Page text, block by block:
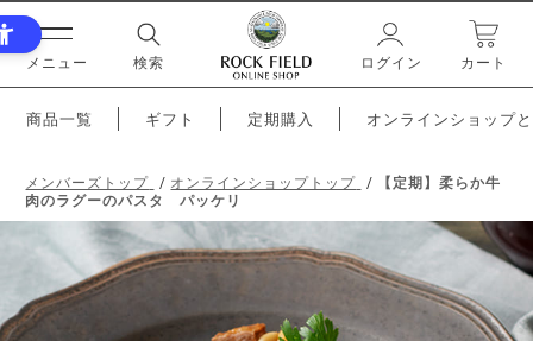
メニュー 検索 ログイン カート
商品一覧 ギフト 定期購入 オンラインショップ
メンバーズトップ オンラインショップトップ
【定期】柔らか牛
肉のラグーのパスタ パッケリ